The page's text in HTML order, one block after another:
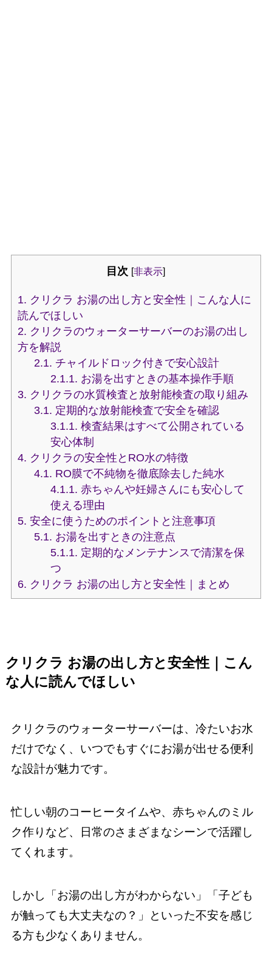
目次 [非表示]
1. クリクラ お湯の出し方と安全性｜こんな人に
読んでほしい
2. クリクラのウォーターサーバーのお湯の出し
方を解説
2.1. チャイルドロック付きで安心設計
2.1.1. お湯を出すときの基本操作手順
3. クリクラの水質検査と放射能検査の取り組み
3.1. 定期的な放射能検査で安全を確認
3.1.1. 検査結果はすべて公開されている
安心体制
4. クリクラの安全性とRO水の特徴
4.1. RO膜で不純物を徹底除去した純水
4.1.1. 赤ちゃんや妊婦さんにも安心して
使える理由
5. 安全に使うためのポイントと注意事項
5.1. お湯を出すときの注意点
5.1.1. 定期的なメンテナンスで清潔を保
つ
6. クリクラ お湯の出し方と安全性｜まとめ
クリクラ お湯の出し方と安全性｜こん
な人に読んでほしい
クリクラのウォーターサーバーは、冷たいお水
だけでなく、いつでもすぐにお湯が出せる便利
な設計が魅力です。
忙しい朝のコーヒータイムや、赤ちゃんのミル
ク作りなど、日常のさまざまなシーンで活躍し
てくれます。
しかし「お湯の出し方がわからない」「子ども
が触っても大丈夫なの？」といった不安を感じ
る方も少なくありません。